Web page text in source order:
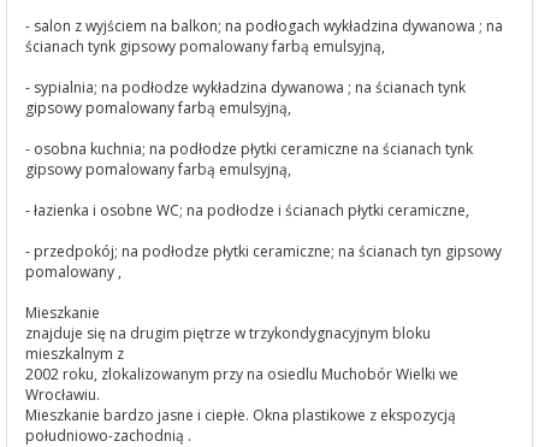
- salon z wyjściem na balkon; na podłogach wykładzina dywanowa ; na
ścianach tynk gipsowy pomalowany farbą emulsyjną,
- sypialnia; na podłodze wykładzina dywanowa ; na ścianach tynk
gipsowy pomalowany farbą emulsyjną,
- osobna kuchnia; na podłodze płytki ceramiczne na ścianach tynk
gipsowy pomalowany farbą emulsyjną,
- łazienka i osobne WC; na podłodze i ścianach płytki ceramiczne,
- przedpokój; na podłodze płytki ceramiczne; na ścianach tyn gipsowy
pomalowany ,
Mieszkanie
znajduje się na drugim piętrze w trzykondygnacyjnym bloku
mieszkalnym z
2002 roku, zlokalizowanym przy na osiedlu Muchobór Wielki we
Wrocławiu.
Mieszkanie bardzo jasne i ciepłe. Okna plastikowe z ekspozycją
południowo-zachodnią .